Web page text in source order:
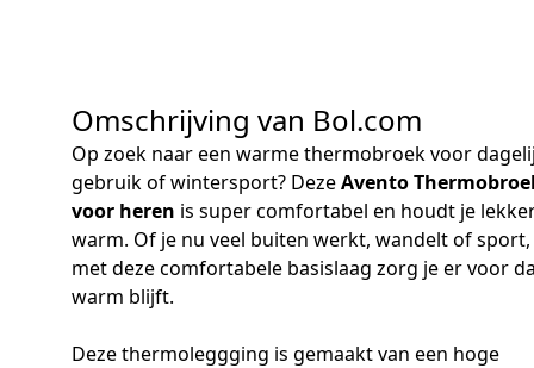
Omschrijving van Bol.com
Op zoek naar een warme thermobroek voor
gebruik of wintersport? DezeAvento
voor heren is super comfortabel en houdt je
warm. Of je nu veel buiten werkt, wandelt of sport,
met deze comfortabele basislaag zorg je er voor
warm blijft.
Deze thermoleggging is gemaakt van een hoge